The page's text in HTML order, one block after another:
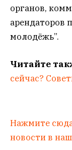
органов,
арендаторов
молодёжь”.
Читайте
сейчас?
Нажмите
новости в